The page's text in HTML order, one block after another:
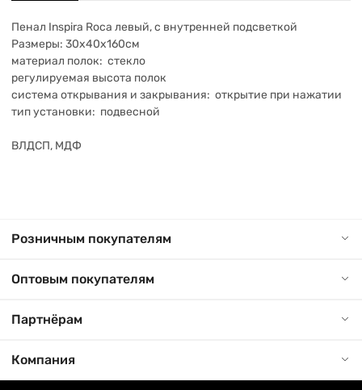
Пенал Inspira Roca левый, с внутренней подсветкой
Размеры: 30х40х160см
материал полок: стекло
регулируемая высота полок
система открывания и закрывания: открытие при нажатии
тип установки: подвесной
ВЛДСП, МДФ
Розничным покупателям
Оптовым покупателям
Партнёрам
Компания